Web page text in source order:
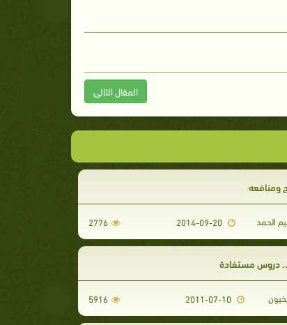
المقال التالى
ومنافعه
الحمد 2014-09-20
2776
دروس مستفادة
2011-07-10
5916